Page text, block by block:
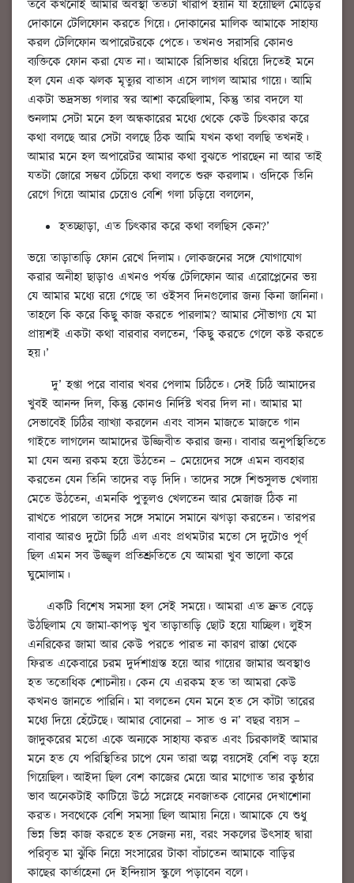
তবে কখনোই আমার অবস্থা ততটা খারাপ হয়নি যা হয়েছিল মোড়ের
দোকানে টেলিফোন করতে গিয়ে। দোকানের মালিক আমাকে সাহায্য
করল টেলিফোন অপারেটরকে পেতে। তখনও সরাসরি কোনও
ব্যক্তিকে ফোন করা যেত না। আমাকে রিসিভার ধরিয়ে দিতেই মনে
হল যেন এক ঝলক মৃত্যুর বাতাস এসে লাগল আমার গায়ে। আমি
একটা ভদ্রসভ্য গলার স্বর আশা করেছিলাম, কিন্তু তার বদলে যা
শুনলাম সেটা মনে হল অন্ধকারের মধ্যে থেকে কেউ চিৎকার করে
কথা বলছে আর সেটা বলছে ঠিক আমি যখন কথা বলছি তখনই।
আমার মনে হল অপারেটর আমার কথা বুঝতে পারছেন না আর তাই
যতটা জোরে সম্ভব চেঁচিয়ে কথা বলতে শুরু করলাম। ওদিকে তিনি
রেগে গিয়ে আমার চেয়েও বেশি গলা চড়িয়ে বললেন,
হতচ্ছাড়া, এত চিৎকার করে কথা বলছিস কেন?’
ভয়ে তাড়াতাড়ি ফোন রেখে দিলাম। লোকজনের সঙ্গে যোগাযোগ
করার অনীহা ছাড়াও এখনও পর্যন্ত টেলিফোন আর এরোপ্লেনের ভয়
যে আমার মধ্যে রয়ে গেছে তা ওইসব দিনগুলোর জন্য কিনা জানিনা।
তাহলে কি করে কিছু কাজ করতে পারলাম? আমার সৌভাগ্য যে মা
প্রায়শই একটা কথা বারবার বলতেন, ‘কিছু করতে গেলে কষ্ট করতে
হয়।’
দু’ হপ্তা পরে বাবার খবর পেলাম চিঠিতে। সেই চিঠি আমাদের
খুবই আনন্দ দিল, কিন্তু কোনও নির্দিষ্ট খবর দিল না। আমার মা
সেভাবেই চিঠির ব্যাখ্যা করলেন এবং বাসন মাজতে মাজতে গান
গাইতে লাগলেন আমাদের উজ্জিবীত করার জন্য। বাবার অনুপস্থিতিতে
মা যেন অন্য রকম হয়ে উঠতেন – মেয়েদের সঙ্গে এমন ব্যবহার
করতেন যেন তিনি তাদের বড় দিদি। তাদের সঙ্গে শিশুসুলভ খেলায়
মেতে উঠতেন, এমনকি পুতুলও খেলতেন আর মেজাজ ঠিক না
রাখতে পারলে তাদের সঙ্গে সমানে সমানে ঝগড়া করতেন। তারপর
বাবার আরও দুটো চিঠি এল এবং প্রথমটার মতো সে দুটোও পূর্ণ
ছিল এমন সব উজ্জ্বল প্রতিশ্রুতিতে যে আমরা খুব ভালো করে
ঘুমোলাম।
একটি বিশেষ সমস্যা হল সেই সময়ে। আমরা এত দ্রুত বেড়ে
উঠছিলাম যে জামা-কাপড় খুব তাড়াতাড়ি ছোট হয়ে যাচ্ছিল। লুইস
এনরিকের জামা আর কেউ পরতে পারত না কারণ রাস্তা থেকে
ফিরত একেবারে চরম দুর্দশাগ্রস্ত হয়ে আর গায়ের জামার অবস্থাও
হত ততোধিক শোচনীয়। কেন যে এরকম হত তা আমরা কেউ
কখনও জানতে পারিনি। মা বলতেন যেন মনে হত সে কাঁটা তারের
মধ্যে দিয়ে হেঁটেছে। আমার বোনেরা – সাত ও ন’ বছর বয়স –
জাদুকরের মতো একে অন্যকে সাহায্য করত এবং চিরকালই আমার
মনে হত যে পরিস্থিতির চাপে যেন তারা অল্প বয়সেই বেশি বড় হয়ে
গিয়েছিল। আইদা ছিল বেশ কাজের মেয়ে আর মাগোত তার কুন্ঠার
ভাব অনেকটাই কাটিয়ে উঠে সস্নেহে নবজাতক বোনের দেখাশোনা
করত। সবথেকে বেশি সমস্যা ছিল আমায় নিয়ে। আমাকে যে শুধু
ভিন্ন ভিন্ন কাজ করতে হত সেজন্য নয়, বরং সকলের উৎসাহ দ্বারা
পরিবৃত মা ঝুঁকি নিয়ে সংসারের টাকা বাঁচাতেন আমাকে বাড়ির
কাছের কার্তাহেনা দে ইন্দিয়াস স্কুলে পড়াবেন বলে।